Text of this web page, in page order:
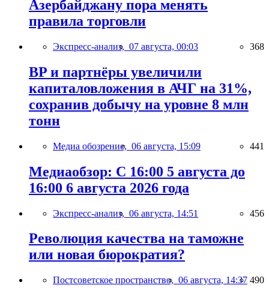
Азербайджану пора менять
правила торговли
Экспресс-анализ, 07 августа, 00:03 368
BP и партнёры увеличили
капиталовложения в АЧГ на 31%,
сохранив добычу на уровне 8 млн
тонн
Медиа обозрение, 06 августа, 15:09 441
Медиаобзор: С 16:00 5 августа до
16:00 6 августа 2026 года
Экспресс-анализ, 06 августа, 14:51 456
Революция качества на таможне
или новая бюрократия?
Постсоветское пространство, 06 августа, 14:37 490